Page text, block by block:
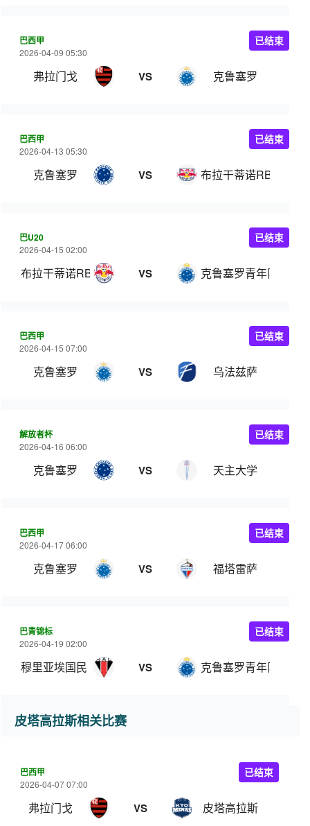
巴西甲
2026-04-09 05:30
弗拉门戈 VS 克鲁塞罗
已结束
巴西甲
2026-04-13 05:30
克鲁塞罗 VS 布拉干蒂诺RB
已结束
巴U20
2026-04-15 02:00
布拉干蒂诺RB U20 VS 克鲁塞罗青年队
已结束
巴西甲
2026-04-15 07:00
克鲁塞罗 VS 乌法兹萨
已结束
解放者杯
2026-04-16 06:00
克鲁塞罗 VS 天主大学
已结束
巴西甲
2026-04-17 06:00
克鲁塞罗 VS 福塔雷萨
已结束
巴青锦标
2026-04-19 02:00
穆里亚埃国民 U20 VS 克鲁塞罗青年队
已结束
皮塔高拉斯相关比赛
巴西甲
2026-04-07 07:00
弗拉门戈 VS 皮塔高拉斯
已结束